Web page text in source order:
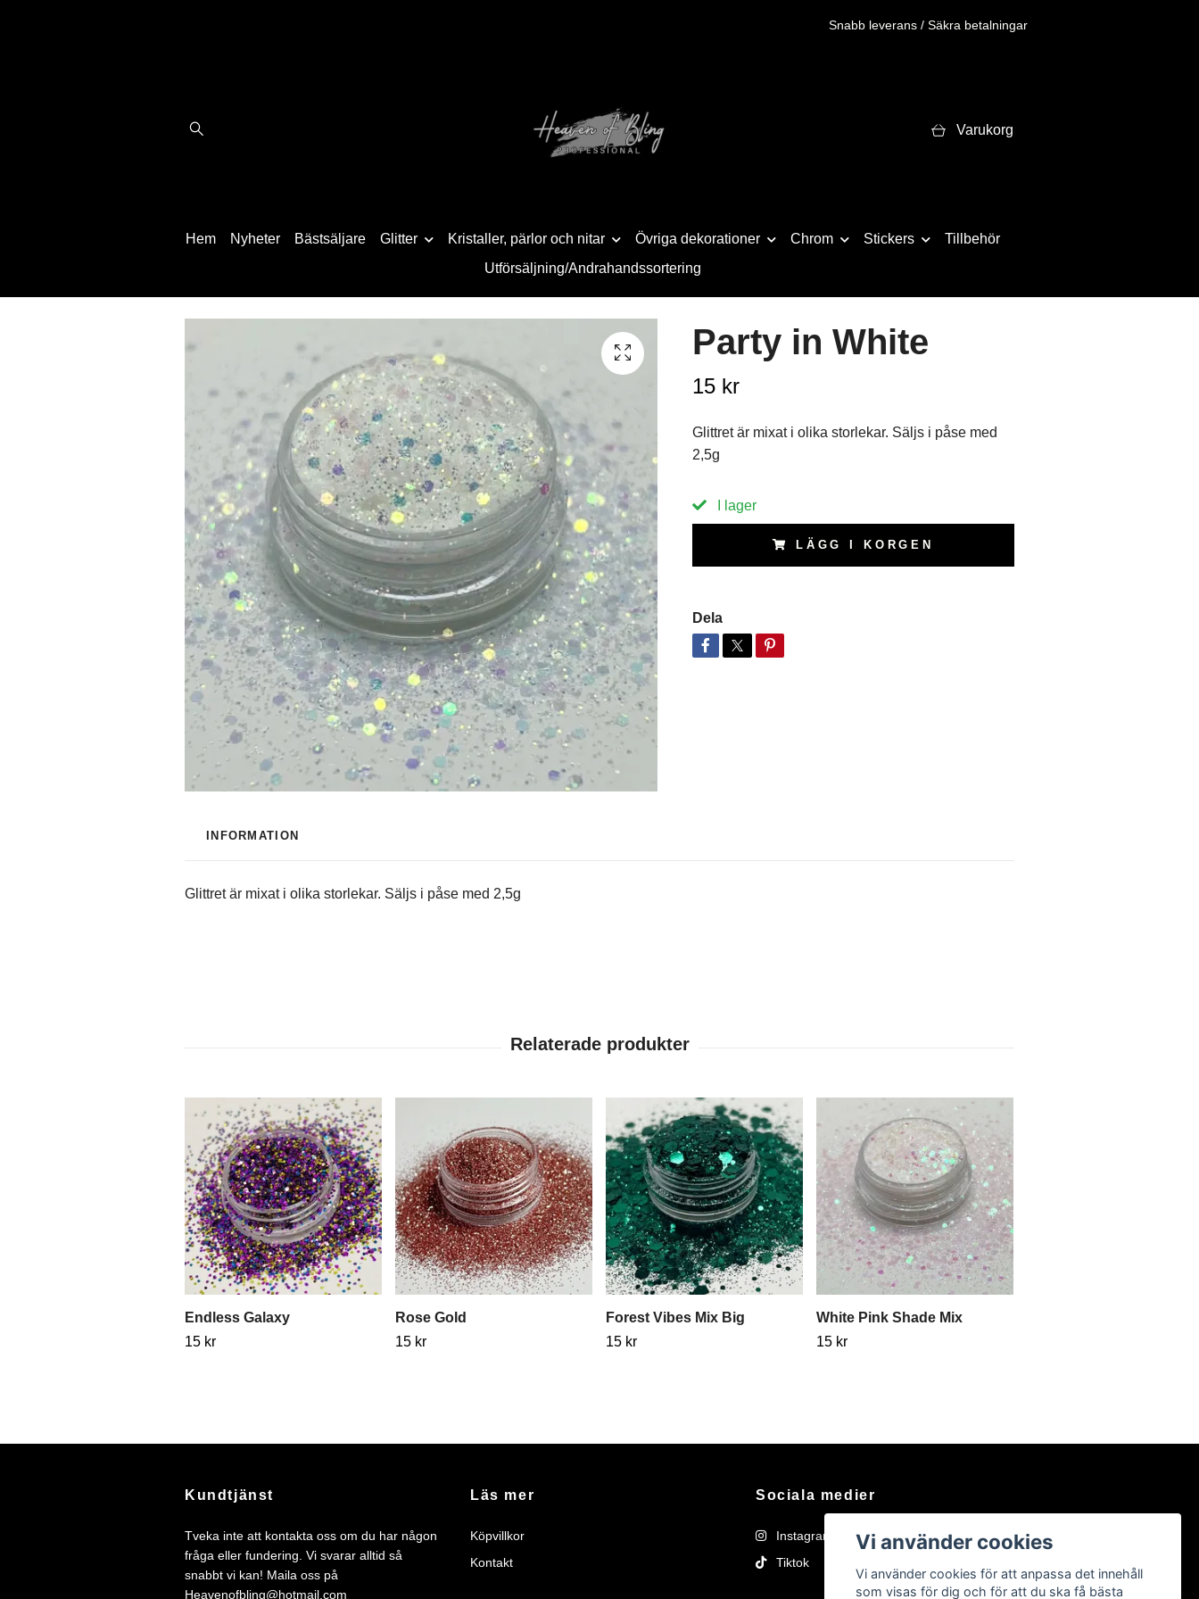
Snabb leverans / Säkra betalningar
Varukorg
Hem Nyheter Bästsäljare Glitter Kristaller, pärlor och nitar Övriga dekorationer Chrom Stickers
Tillbehör
Utförsäljning/Andrahandssortering
Party in White
15 kr
Glittret är mixat i olika storlekar. Säljs i påse med
2,5g
I lager
LÄGG I KORGEN
Dela
INFORMATION
Glittret är mixat i olika storlekar. Säljs i påse med 2,5g
Endless Galaxy
15 kr
Rose Gold
15 kr
Forest Vibes Mix Big
15 kr
White Pink Shade Mix
15 kr
Kundtjänst
Tveka inte att kontakta oss om du har någon
fråga eller fundering. Vi svarar alltid så
snabbt vi kan! Maila oss på
Heavenofbling@hotmail.com
Läs mer
Köpvillkor
Kontakt
Sociala medier
Instagram
Tiktok
Vi använder cookies
Vi använder cookies för att anpassa det innehåll
som visas för dig och för att du ska få bästa